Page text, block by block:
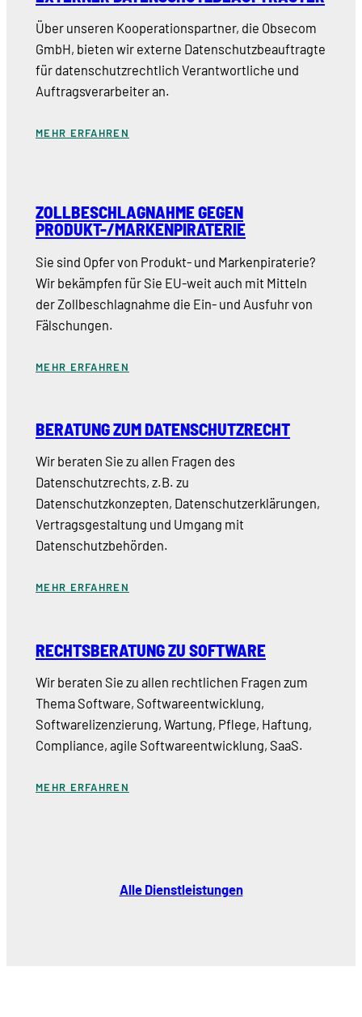
Über unseren Kooperationspartner, die Obsecom
GmbH, bieten wir externe Datenschutzbeauftragte
für datenschutzrechtlich Verantwortliche und
Auftragsverarbeiter an.
MEHR ERFAHREN
ZOLLBESCHLAGNAHME GEGEN
PRODUKT-/MARKENPIRATERIE
Sie sind Opfer von Produkt- und Markenpiraterie?
Wir bekämpfen für Sie EU-weit auch mit Mitteln
der Zollbeschlagnahme die Ein- und Ausfuhr von
Fälschungen.
MEHR ERFAHREN
BERATUNG ZUM DATENSCHUTZRECHT
Wir beraten Sie zu allen Fragen des
Datenschutzrechts, z.B. zu
Datenschutzkonzepten, Datenschutzerklärungen,
Vertragsgestaltung und Umgang mit
Datenschutzbehörden.
MEHR ERFAHREN
RECHTSBERATUNG ZU SOFTWARE
Wir beraten Sie zu allen rechtlichen Fragen zum
Thema Software, Softwareentwicklung,
Softwarelizenzierung, Wartung, Pflege, Haftung,
Compliance, agile Softwareentwicklung, SaaS.
MEHR ERFAHREN
Alle Dienstleistungen